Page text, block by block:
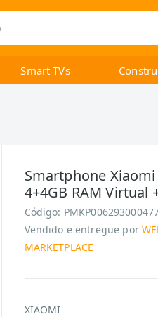
Smart TVs
Smartphone Xiaomi
4+4GB RAM Virtual
Código:
Vendido e entregue por
MARKETPLACE
XIAOMI